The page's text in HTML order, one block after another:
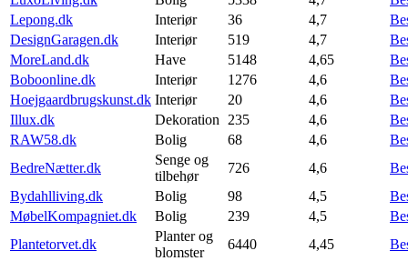
Lepong.dk
Interiør 36 4,7
DesignGaragen.dk
Interiør 519 4,7
MoreLand.dk
Have 5148 4,65
Boboonline.dk
Interiør 1276 4,6
Hoejgaardbrugskunst.dk Interiør 20 4,6
Illux.dk
Dekoration 235 4,6
RAW58.dk
Bolig 68 4,6
BedreNætter.dk
Senge og
tilbehør
726 4,6
Bydahlliving.dk
Bolig 98 4,5
MøbelKompagniet.dk
Bolig 239 4,5
Plantetorvet.dk
Planter og
blomster
6440 4,45